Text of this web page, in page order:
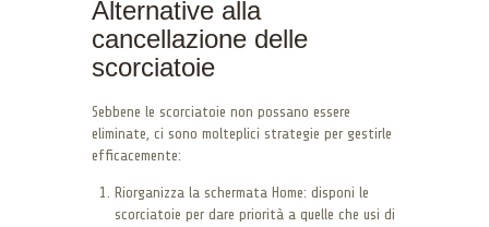
Alternative alla
cancellazione delle
scorciatoie
Sebbene le scorciatoie non possano essere
eliminate, ci sono molteplici strategie per gestirle
efficacemente:
Riorganizza la schermata Home: disponi le
scorciatoie per dare priorità a quelle che usi di